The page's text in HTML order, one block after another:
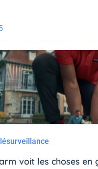
voit les choses en